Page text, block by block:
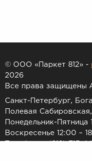
© ООО «Паркет 812» -
2026
Все права защищены
Санкт-Петербург,
Полевая
Понедельник-Пятница
Воскресенье 12:00 –